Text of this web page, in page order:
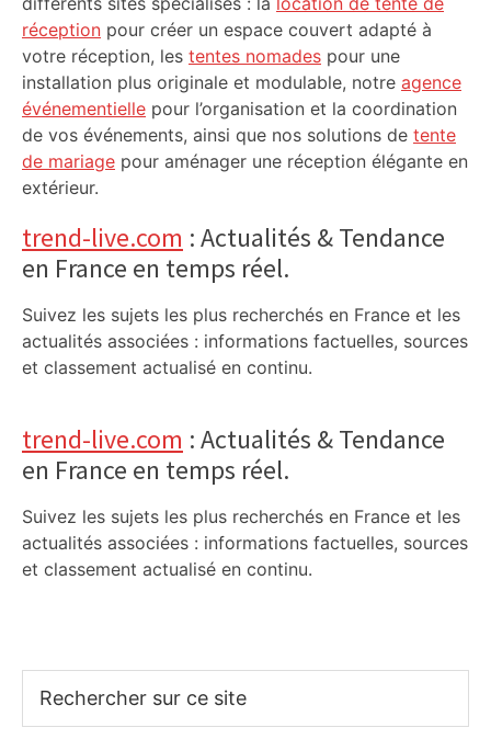
réception pour créer un espace couvert adapté à
votre réception, les tentes nomades pour une
installation plus originale et modulable, notre agence
événementielle pour l’organisation et la coordination
de vos événements, ainsi que nos solutions de tente
de mariage pour aménager une réception élégante en
extérieur.
trend-live.com : Actualités & Tendance
en France en temps réel.
Suivez les sujets les plus recherchés en France et les
actualités associées : informations factuelles, sources
et classement actualisé en continu.
trend-live.com : Actualités & Tendance
en France en temps réel.
Suivez les sujets les plus recherchés en France et les
actualités associées : informations factuelles, sources
et classement actualisé en continu.
sur